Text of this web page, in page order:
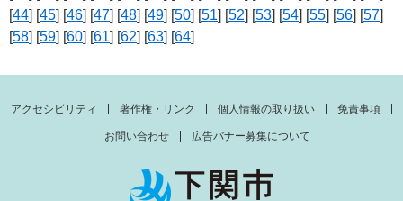
[44] [45] [46] [47] [48] [49] [50] [51] [52] [53] [54] [55] [56] [57]
[58] [59] [60] [61] [62] [63] [64]
アクセシビリティ 著作権・リンク 個人情報の取り扱い 免責事項
お問い合わせ 広告バナー募集について